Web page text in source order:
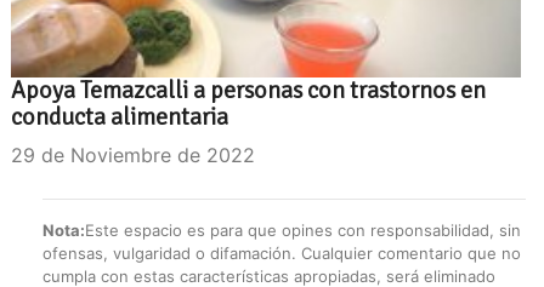
Apoya Temazcalli a personas con trastornos en
conducta alimentaria
29 de Noviembre de 2022
Nota:Este espacio es para que opines con responsabilidad, sin
ofensas, vulgaridad o difamación. Cualquier comentario que no
cumpla con estas características apropiadas, será eliminado